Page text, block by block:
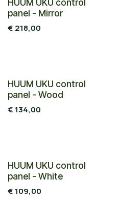
panel - Mirror
€ 218,00
HUUM UKU control
panel - Wood
€ 134,00
HUUM UKU control
panel - White
€ 109,00